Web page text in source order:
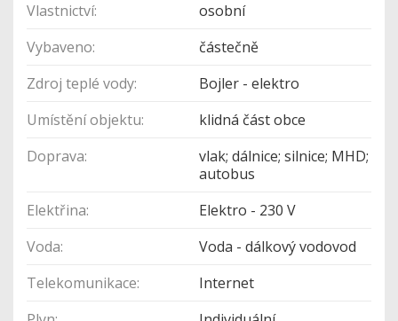
Vlastnictví:
osobní
Vybaveno:
částečně
Zdroj teplé vody:
Bojler - elektro
Umístění objektu:
klidná část obce
Doprava:
vlak; dálnice; silnice; MHD;
autobus
Elektřina:
Elektro - 230 V
Voda:
Voda - dálkový vodovod
Telekomunikace:
Internet